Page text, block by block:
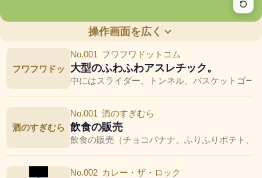
フワフワドッ
No.001 フワフワドットコム
大型のふわふわアスレチック。
中にはスライダー、トンネル、バスケットゴー
酒のすぎむら
No.001 酒のすぎむら
飲食の販売
飲食の販売（チョコバナナ、ふりふりポテト、
No.002 カレー・ザ・ロック
操作画面を広く